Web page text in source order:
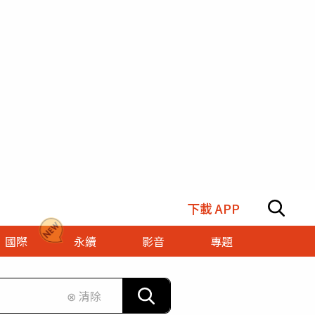
下載 APP
國際 永續 影音
專題
⊗ 清除